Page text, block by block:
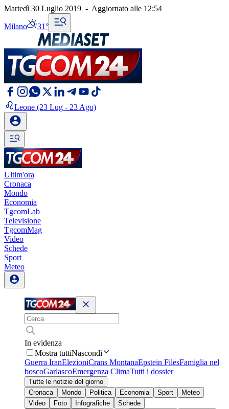
Martedì 30 Luglio 2019 - Aggiornato alle 12:54
Milano 31°
Leone (23 Lug - 23 Ago)
Ultim'ora
Cronaca
Mondo
Economia
TgcomLab
Televisione
TgcomMag
Video
Schede
Sport
Meteo
In evidenza
Mostra tuttiNascondi
Guerra IranElezioniCrans MontanaEpstein FilesFamiglia nel
boscoGarlascoEmergenza ClimaTutti i dossier
Tutte le notizie del giorno
Cronaca
Mondo Politica Economia Sport
Meteo
Video
Foto Infografiche
Schede